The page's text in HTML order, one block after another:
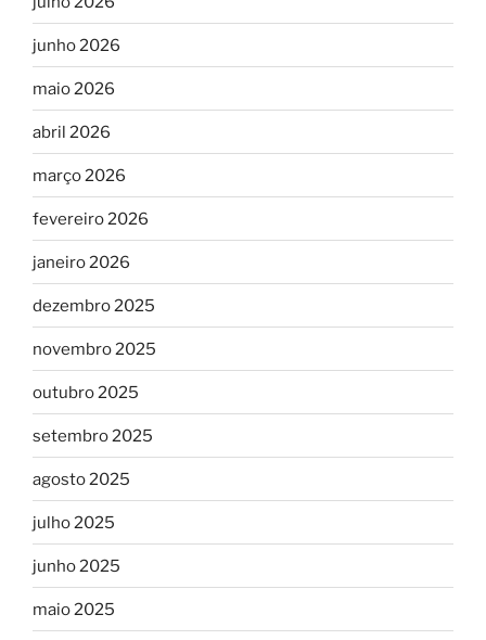
junho 2026
maio 2026
abril 2026
março 2026
fevereiro 2026
janeiro 2026
dezembro 2025
novembro 2025
outubro 2025
setembro 2025
agosto 2025
julho 2025
junho 2025
maio 2025